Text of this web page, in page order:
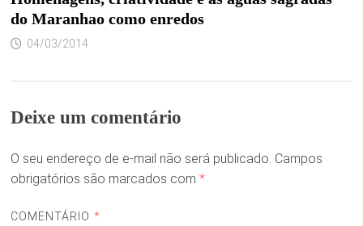
do Maranhao como enredos
04/03/2014
Deixe um comentário
O seu endereço de e-mail não será publicado. Campos
obrigatórios são marcados com *
COMENTÁRIO *